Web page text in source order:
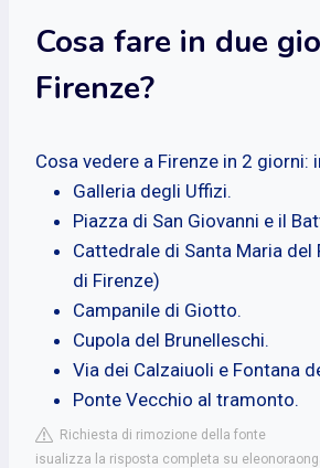
Cosa fare in due
Firenze?
Cosa vedere a Firenze in 2 giorni:
Galleria degli Uffizi.
Piazza di San Giovanni e il
Cattedrale di Santa Maria del
di Firenze)
Campanile di Giotto.
Cupola del Brunelleschi.
Via dei Calzaiuoli e Fontana
Ponte Vecchio al tramonto.
Richiesta di rimozione della fonte
isualizza la risposta completa su